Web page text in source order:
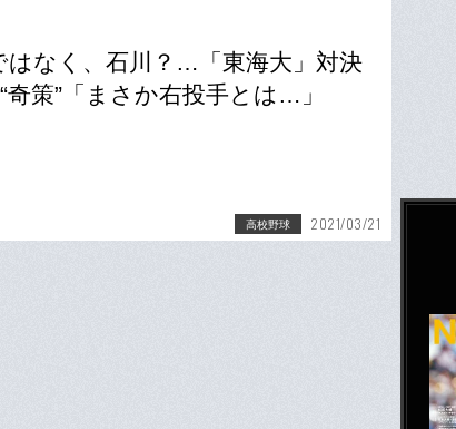
はなく、石川？…「東海大」対決
策”「まさか右投手とは…」
高校野球 2021/03/21